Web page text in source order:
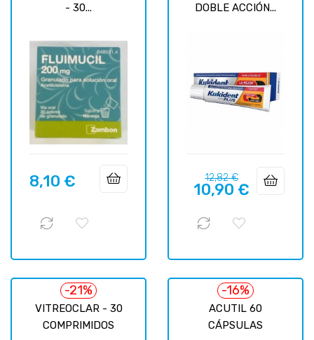
- 30...
Precio
8,10 €
DOBLE ACCIÓN...
Precio
regular
12,82 €Precio
10,90 €
VITREOCLAR - 30
COMPRIMIDOS
-21%
ACUTIL 60
CÁPSULAS
-16%